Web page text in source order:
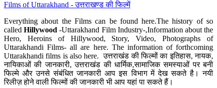
Films of Uttarakhand - उत्तराखण्ड की फिल्में
Everything about the Films can be found here.The history of so
calledHillywood-Uttarakhand Film Industry-,Information about the
Hero, Heroins of Hillywood, Story, Video, Photographs of
Uttarakhandi Films- all are here. The information of forthcoming
Uttarakhandi films is also here. उत्तराखंड की फिल्मों का इतिहास, नायक,
नायिकाओं की जानकारी, उत्तराखंड की धार्मिक,सामाजिक समस्याओं पर बनी
फिल्मे और उनसे संबंधित जानकारी आप इस विभाग में देख सकते है। नयी
रिलीज़ होने वाली फिल्मों की जानकारी भी आप यहां पा सकते हैं।